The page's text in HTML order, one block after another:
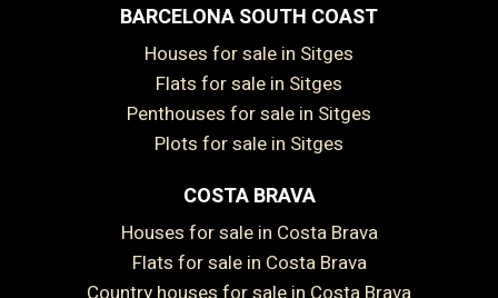
BARCELONA SOUTH COAST
Houses for sale in Sitges
Flats for sale in Sitges
Penthouses for sale in Sitges
Plots for sale in Sitges
COSTA BRAVA
Houses for sale in Costa Brava
Flats for sale in Costa Brava